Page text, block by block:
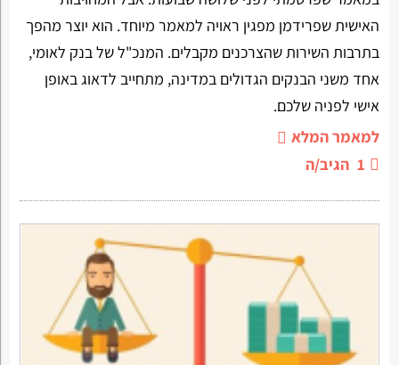
האישית שפרידמן מפגין ראויה למאמר מיוחד. הוא יוצר מהפך
בתרבות השירות שהצרכנים מקבלים. המנכ"ל של בנק לאומי,
אחד משני הבנקים הגדולים במדינה, מתחייב לדאוג באופן
אישי לפניה שלכם.
למאמר המלא
1 הגיב/ה